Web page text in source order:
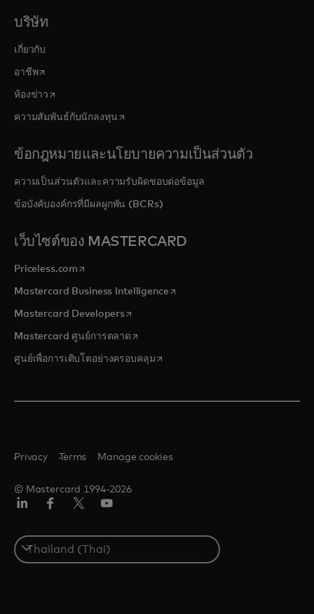
บริษัท
เกี่ยวกับ
อาชีพopens in a new tab
ห้องข่าว opens in a new tab
ความสัมพันธ์กับนักลงทุนopens in a new tab
ข้อกฎหมายและนโยบายความเป็นส่วนตัว
ความเป็นส่วนตัวและความรับผิดชอบต่อข้อมูล
ข้อบังคับองค์กรที่มีผลผูกพัน (BCRs)
เว็บไซต์ของ MASTERCARD
Priceless.com opens in a new tab
Mastercard Business Intelligenceopens in a new tab
Mastercard Developersopens in a new tab
Mastercard ศูนย์การตลาด opens in a new tab
ศูนย์เพื่อการเติบโตอย่างครอบคลุมopens in a new tab
© Mastercard 1994-2026
Privacy Terms Manage cookies
Select
a
country
เตอร์/
เอ็กซ์